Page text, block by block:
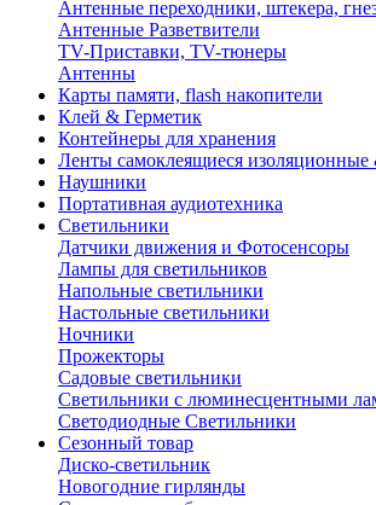
Антенные переходники, штекера,
Антенные Разветвители
TV-Приставки, TV-тюнеры
Антенны
Карты памяти, flash накопители
Клей & Герметик
Контейнеры для хранения
Ленты самоклеящиеся изоляционные
Наушники
Портативная аудиотехника
Светильники
Датчики движения и Фотосенсоры
Лампы для светильников
Напольные светильники
Настольные светильники
Ночники
Прожекторы
Садовые светильники
Светильники с люминесцентными
Светодиодные Светильники
Сезонный товар
Диско-светильник
Новогодние гирлянды